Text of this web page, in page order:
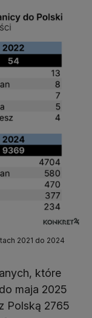
2021 do 2024
które
maja 2025
Polską 2765